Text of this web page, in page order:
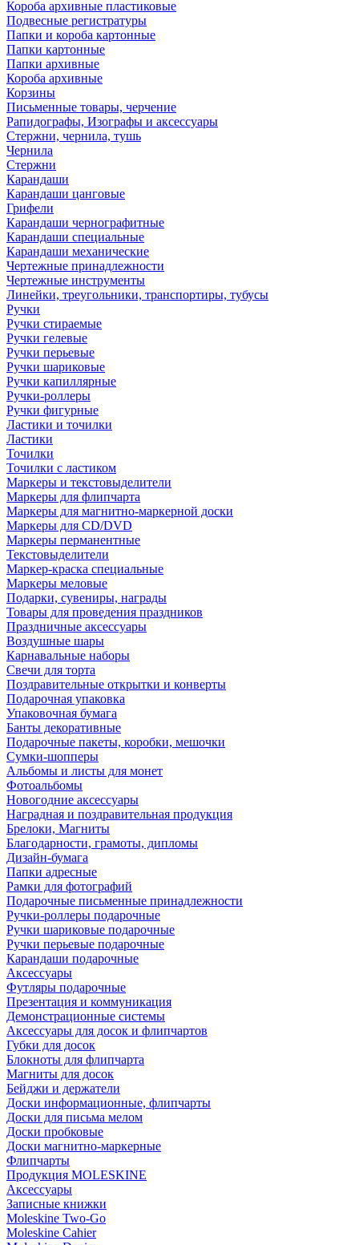
Короба архивные пластиковые
Подвесные регистратуры
Папки и короба картонные
Папки картонные
Папки архивные
Короба архивные
Корзины
Письменные товары, черчение
Рапидографы, Изографы и аксессуары
Стержни, чернила, тушь
Чернила
Стержни
Карандаши
Карандаши цанговые
Грифели
Карандаши чернографитные
Карандаши специальные
Карандаши механические
Чертежные принадлежности
Чертежные инструменты
Линейки, треугольники, транспортиры, тубусы
Ручки
Ручки стираемые
Ручки гелевые
Ручки перьевые
Ручки шариковые
Ручки капиллярные
Ручки-роллеры
Ручки фигурные
Ластики и точилки
Ластики
Точилки
Точилки с ластиком
Маркеры и текстовыделители
Маркеры для флипчарта
Маркеры для магнитно-маркерной доски
Маркеры для CD/DVD
Маркеры перманентные
Текстовыделители
Маркер-краска специальные
Маркеры меловые
Подарки, сувениры, награды
Товары для проведения праздников
Праздничные аксессуары
Воздушные шары
Карнавальные наборы
Свечи для торта
Поздравительные открытки и конверты
Подарочная упаковка
Упаковочная бумага
Банты декоративные
Подарочные пакеты, коробки, мешочки
Сумки-шопперы
Альбомы и листы для монет
Фотоальбомы
Новогодние аксессуары
Наградная и поздравительная продукция
Брелоки, Магниты
Благодарности, грамоты, дипломы
Дизайн-бумага
Папки адресные
Рамки для фотографий
Подарочные письменные принадлежности
Ручки-роллеры подарочные
Ручки шариковые подарочные
Ручки перьевые подарочные
Карандаши подарочные
Аксессуары
Футляры подарочные
Презентация и коммуникация
Демонстрационные системы
Аксессуары для досок и флипчартов
Губки для досок
Блокноты для флипчарта
Магниты для досок
Бейджи и держатели
Доски информационные, флипчарты
Доски для письма мелом
Доски пробковые
Доски магнитно-маркерные
Флипчарты
Продукция MOLESKINE
Аксессуары
Записные книжки
Moleskine Two-Go
Moleskine Cahier